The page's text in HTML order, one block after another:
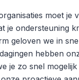
moet je
je ondersteuning
geloven we in
hebben
je zo snel